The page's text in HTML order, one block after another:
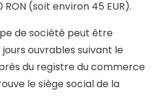
(soit environ 45 EUR).
de société peut être
ouvrables suivant le
du registre du commerce
le siège social de la